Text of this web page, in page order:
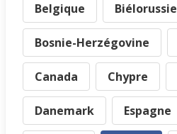
Belgique Biélorussie
Bosnie-Herzégovine
Canada Chypre
Danemark Espagne